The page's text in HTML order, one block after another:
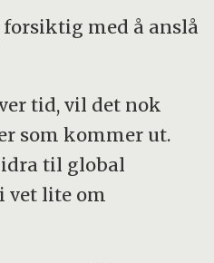
med å anslå
tid, vil det nok
som kommer ut.
til global
vet lite om